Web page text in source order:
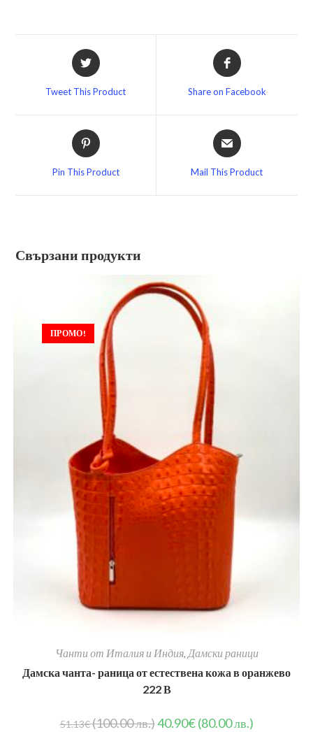
Opens
in
Tweet This Product
Opens
in
Share on Facebook
Opens
in
Pin This Product
Opens
in
Mail This Product
Свързани продукти
ПРОМО!
Чанти от Италия и Индия, Дамски раници
Дамска чанта- раница от естествена кожа в оранжево
222 В
51.13€(100.00 лв.)40.90€ (80.00 лв.)